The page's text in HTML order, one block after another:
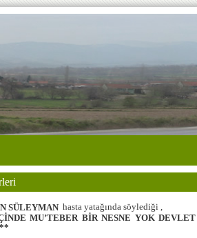
SÜLEYMAN hasta yatağında söylediği ,
MU’TEBER BİR NESNE YOK